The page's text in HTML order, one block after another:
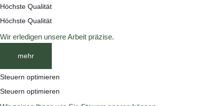
Höchste Qualität
Höchste Qualität
Wir erledigen unsere Arbeit präzise.
mehr
Steuern optimieren
Steuern optimieren